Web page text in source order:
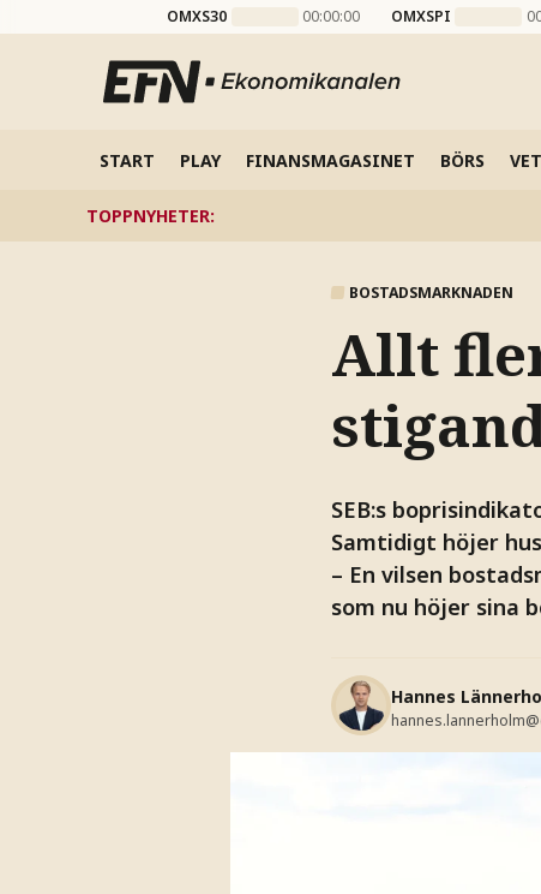
OMXS30 00:00:00 OMXSPI
START PLAY FINANSMAGASINET BÖRS
TOPPNYHETER:
BOSTADSMARKNADEN
Allt
SEB:s
Samtidigt höjer
– En vilsen
som nu höjer sina
Hannes